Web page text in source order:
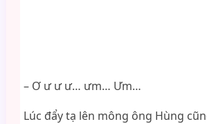
– Ơ ư ư ư… ưm… Ưm…
Lúc đẩy tạ lên mông ông Hùng